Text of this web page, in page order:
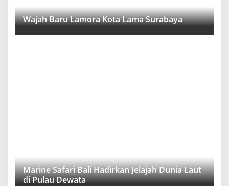
Wajah Baru Lamora Kota Lama Surabaya
Marine Safari Bali Hadirkan Jelajah Dunia Laut
di Pulau Dewata